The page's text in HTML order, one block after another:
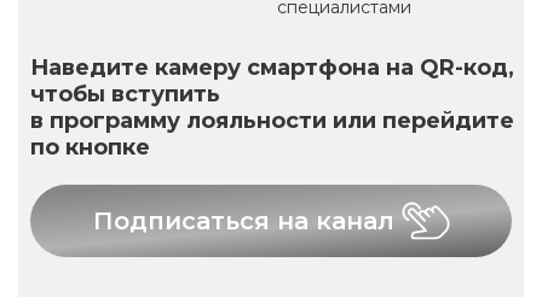
специалистами
Наведите камеру смартфона на QR-код,
чтобы вступить
в программу лояльности или перейдите
по кнопке
Подписаться на канал